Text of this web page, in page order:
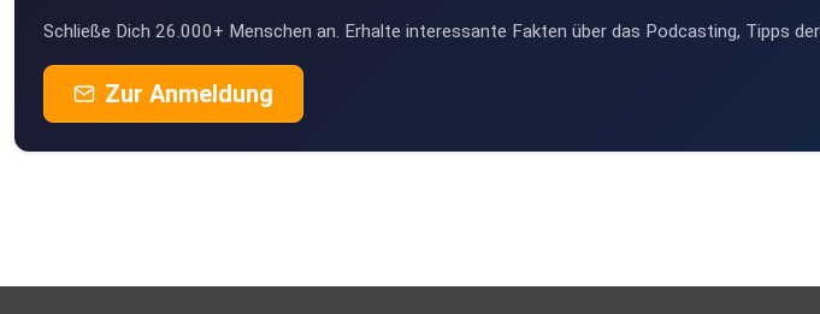
Schließe Dich 26.000+ Menschen an. Erhalte interessante Fakten über das Podcasting, Tipps
Zur Anmeldung